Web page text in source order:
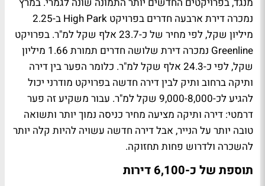
נמכרה דירת ארבעה חדרים בפרויקט High Park ב-2.25
מיליון שקל, לפי מחיר של כ-23.7 אלף שקל למ"ר. בפרויקט
Greenline נמכרה דירת שלושה חדרים תמורת 1.66 מיליון
שקל, לפי כ-24.3 אלף שקל למ"ר. כלומר הפער בין דירה
ותיקה ברחוב ותיק לבין דירה חדשה בפרויקט מודרני יכול
להגיע לכ-9,000-8,000 שקל למ"ר. עבור משקיע זה פער
דרמטי: דירה ותיקה מציעה מחיר כניסה נמוך יותר ותשואה
טובה יותר על הנייר, אבל דירה חדשה עשויה להיות קלה יותר
להשכרה ולדרוש פחות תחזוקה.
תוספת של כ-6,100 דירות